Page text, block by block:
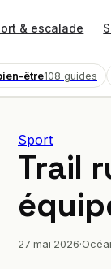
& escalade
être108 guides
Sport
Trail
27 mai 2026·